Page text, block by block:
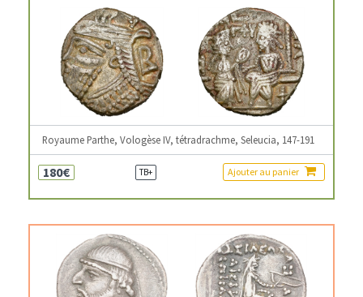
Royaume Parthe, Vologèse IV, tétradrachme, Seleucia, 147-191
180€ TB+ Ajouter au panier